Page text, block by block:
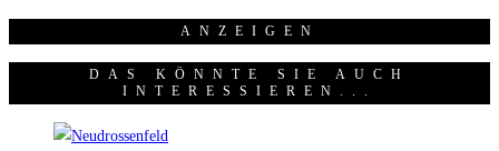
ANZEI­GEN
DAS KÖNNTE SIE AUCH
INTERESSIEREN...